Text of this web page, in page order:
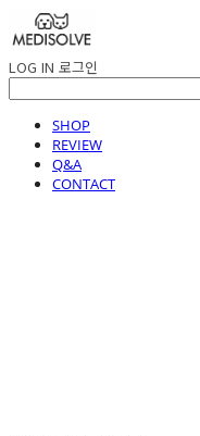
LOG IN 로그인
SHOP
REVIEW
Q&A
CONTACT